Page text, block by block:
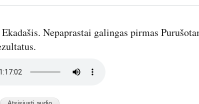
Nepaprastai galingas pirmas